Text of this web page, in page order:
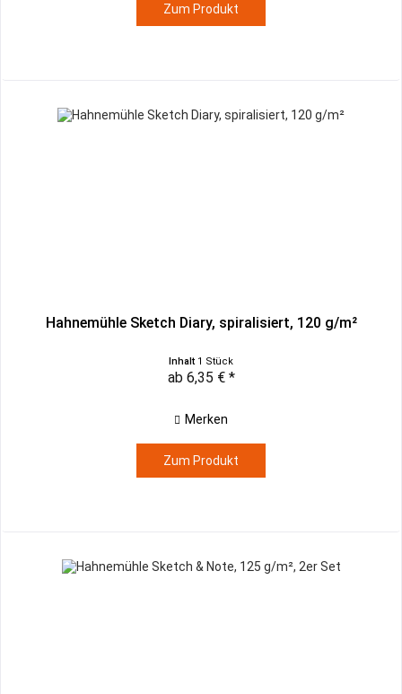
Zum Produkt
Hahnemühle Sketch Diary, spiralisiert, 120 g/m²
Inhalt 1 Stück
ab 6,35 € *
Merken
Zum Produkt